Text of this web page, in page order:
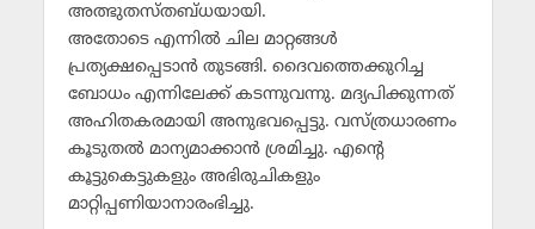
അത്ഭുതസ്തബ്ധയായി.
അതോടെ എന്നില്‍ ചില മാറ്റങ്ങള്‍
പ്രത്യക്ഷപ്പെടാന്‍ തുടങ്ങി. ദൈവത്തെക്കുറിച്ച
ബോധം എന്നിലേക്ക് കടന്നുവന്നു. മദ്യപിക്കുന്നത്
അഹിതകരമായി അനുഭവപ്പെട്ടു. വസ്ത്രധാരണം
കൂടുതല്‍ മാന്യമാക്കാന്‍ ശ്രമിച്ചു. എന്റെ
കൂട്ടുകെട്ടുകളും അഭിരുചികളും
മാറ്റിപ്പണിയാനാരംഭിച്ചു.